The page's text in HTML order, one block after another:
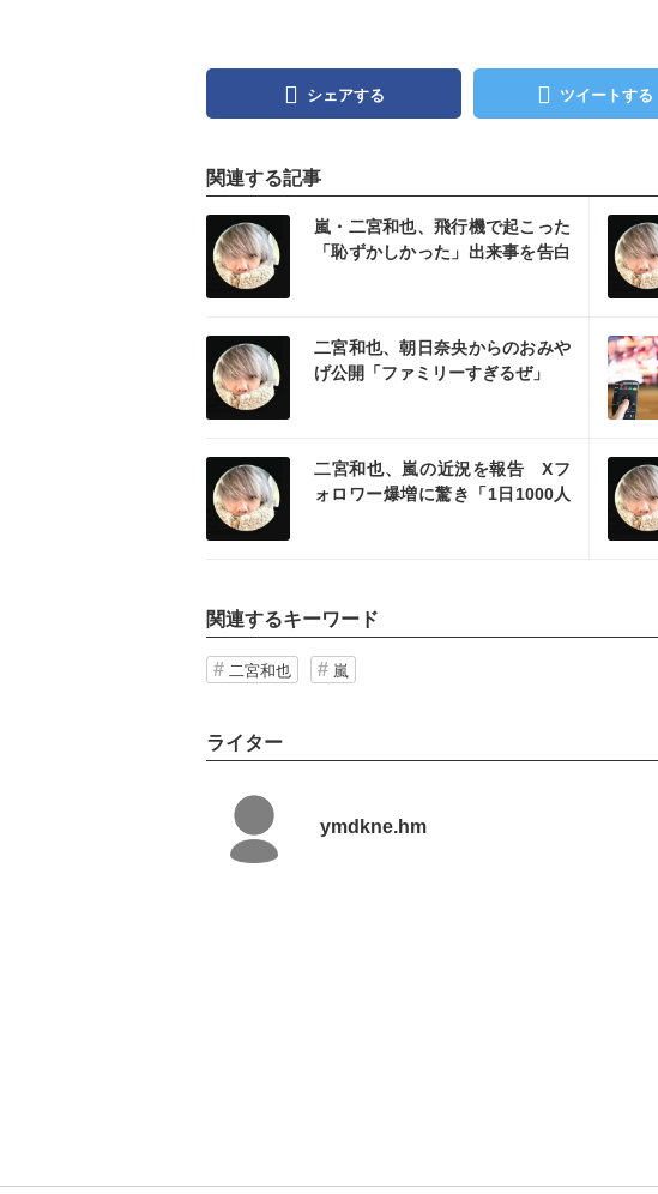
シェアする ツイートする
関連する記事
嵐・二宮和也、飛行機で起こった
「恥ずかしかった」出来事を告白
二宮和也、朝日奈央からのおみや
げ公開「ファミリーすぎるぜ」
二宮和也、嵐の近況を報告 Xフ
ォロワー爆増に驚き「1日1000人
記事を読む
関連するキーワード
二宮和也 嵐
ライター
ymdkne.hm